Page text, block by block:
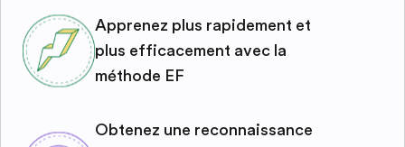
Apprenez plus rapidement et
plus efficacement avec la
méthode EF
Obtenez une reconnaissance